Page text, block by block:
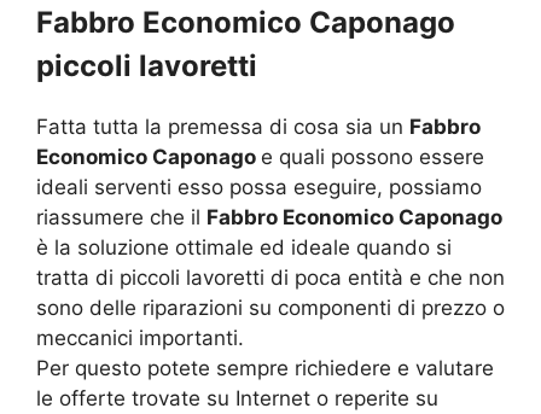
Fabbro Economico Caponago
piccoli lavoretti
Fatta tutta la premessa di cosa sia un Fabbro
Economico Caponago e quali possono essere
ideali serventi esso possa eseguire, possiamo
riassumere che il Fabbro Economico Caponago
è la soluzione ottimale ed ideale quando si
tratta di piccoli lavoretti di poca entità e che non
sono delle riparazioni su componenti di prezzo o
meccanici importanti.
Per questo potete sempre richiedere e valutare
le offerte trovate su Internet o reperite su